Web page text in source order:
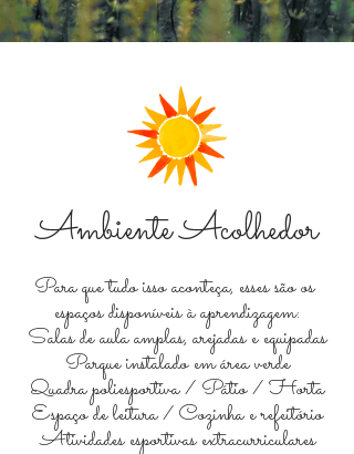
Ambiente Acolhedor
Para que tudo isso aconteça, esses são os
espaços disponíveis à aprendizagem:
Salas de aula amplas, arejadas e equipadas
​Parque instalado em área verde
Quadra poliesportiva / Pátio / Horta
Espaço de leitura / Cozinha e refeitório
Atividades esportivas extracurriculares